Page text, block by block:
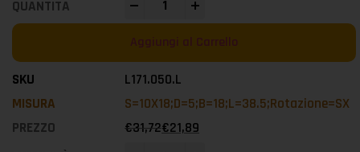
Aggiungi al Carrello
L171.050.L
S=10X18;D=5;B=18;L=38.5;Rotazione=SX
€31,72€21,89